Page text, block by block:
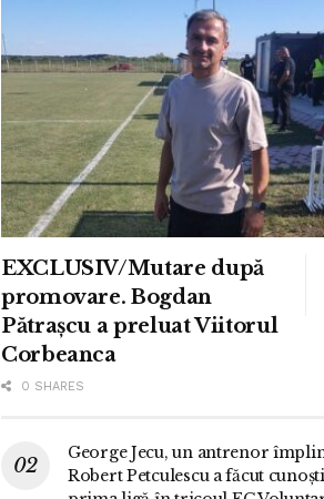
EXCLUSIV/Mutare după
promovare. Bogdan
Pătrașcu a preluat Viitorul
Corbeanca
0 SHARES
George Jecu, un antrenor
Robert Petculescu a făcut